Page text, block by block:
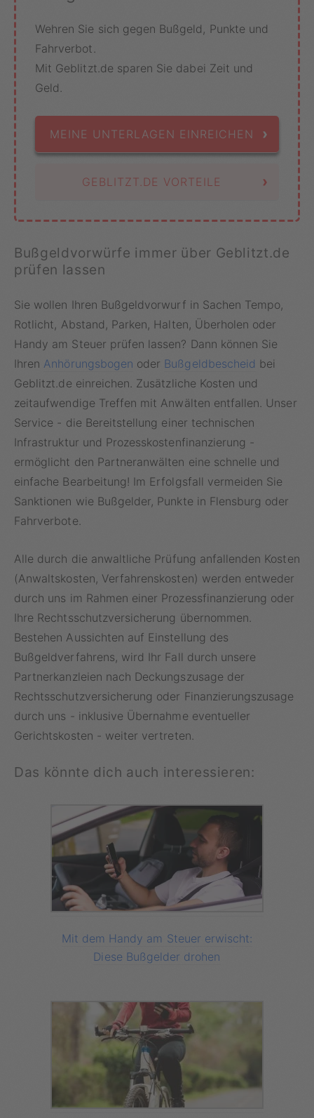
Wehren Sie sich gegen Bußgeld, Punkte und
Fahrverbot.
Mit Geblitzt.de sparen Sie dabei Zeit und
Geld.
MEINE UNTERLAGEN EINREICHEN ›
GEBLITZT.DE VORTEILE ›
Bußgeldvorwürfe immer über Geblitzt.de
prüfen lassen
Sie wollen Ihren Bußgeldvorwurf in Sachen Tempo,
Rotlicht, Abstand, Parken, Halten, Überholen oder
Handy am Steuer prüfen lassen? Dann können Sie
IhrenAnhörungsbogen oder Bußgeldbescheid bei
Geblitzt.de einreichen. Zusätzliche Kosten und
zeitaufwendige Treffen mit Anwälten entfallen. Unser
Service - die Bereitstellung einer technischen
Infrastruktur und Prozesskostenfinanzierung -
ermöglicht den Partneranwälten eine schnelle und
einfache Bearbeitung! Im Erfolgsfall vermeiden Sie
Sanktionen wie Bußgelder, Punkte in Flensburg oder
Fahrverbote.
Alle durch die anwaltliche Prüfung anfallenden Kosten
(Anwaltskosten, Verfahrenskosten) werden entweder
durch uns im Rahmen einer Prozessfinanzierung oder
Ihre Rechtsschutzversicherung übernommen.
Bestehen Aussichten auf Einstellung des
Bußgeldverfahrens, wird Ihr Fall durch unsere
Partnerkanzleien nach Deckungszusage der
Rechtsschutzversicherung oder Finanzierungszusage
durch uns - inklusive Übernahme eventueller
Gerichtskosten - weiter vertreten.
Das könnte dich auch interessieren:
Mit dem Handy am Steuer erwischt:
Diese Bußgelder drohen